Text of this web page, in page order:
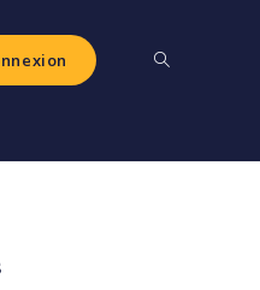
Toggle